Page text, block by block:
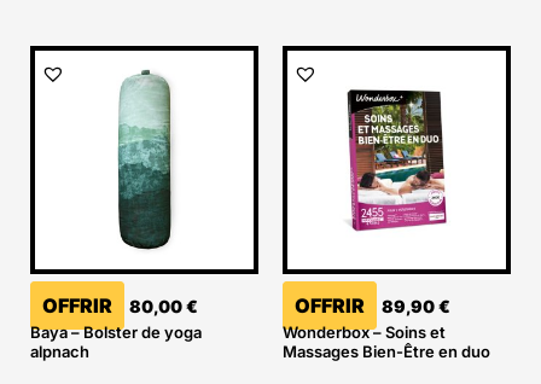
OFFRIR 80,00€
Baya – Bolster de yoga
alpnach
OFFRIR 89,90€
Wonderbox – Soins et
Massages Bien-Être en duo